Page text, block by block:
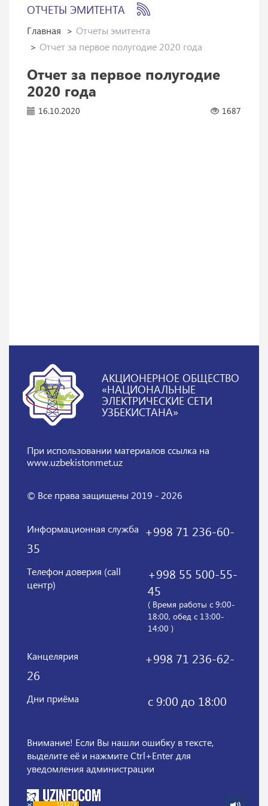
ОТЧЕТЫ ЭМИТЕНТА
Главная
Отчеты эмитента
Отчет за первое полугодие 2020 года
Отчет за первое полугодие
2020 года
16.10.2020 1687
АКЦИОНЕРНОЕ ОБЩЕСТВО
«НАЦИОНАЛЬНЫЕ
ЭЛЕКТРИЧЕСКИЕ СЕТИ
УЗБЕКИСТАНА»
При использовании материаловссылка на
www.uzbekistonmet.uz
© Все права защищены 2019 - 2026
Информационная служба
+998 71 236-60-
35
Телефон доверия (call
центр)
+998 55 500-55-
45
( Время работы с 9:00-
18:00, обед с 13:00-
14:00 )
Канцелярия
+998 71 236-62-
26
Дни приёма с 9:00 до 18:00
Внимание! Если Вы нашли ошибку в тексте,
выделите её и нажмите Ctrl+Enter для
уведомления администрации